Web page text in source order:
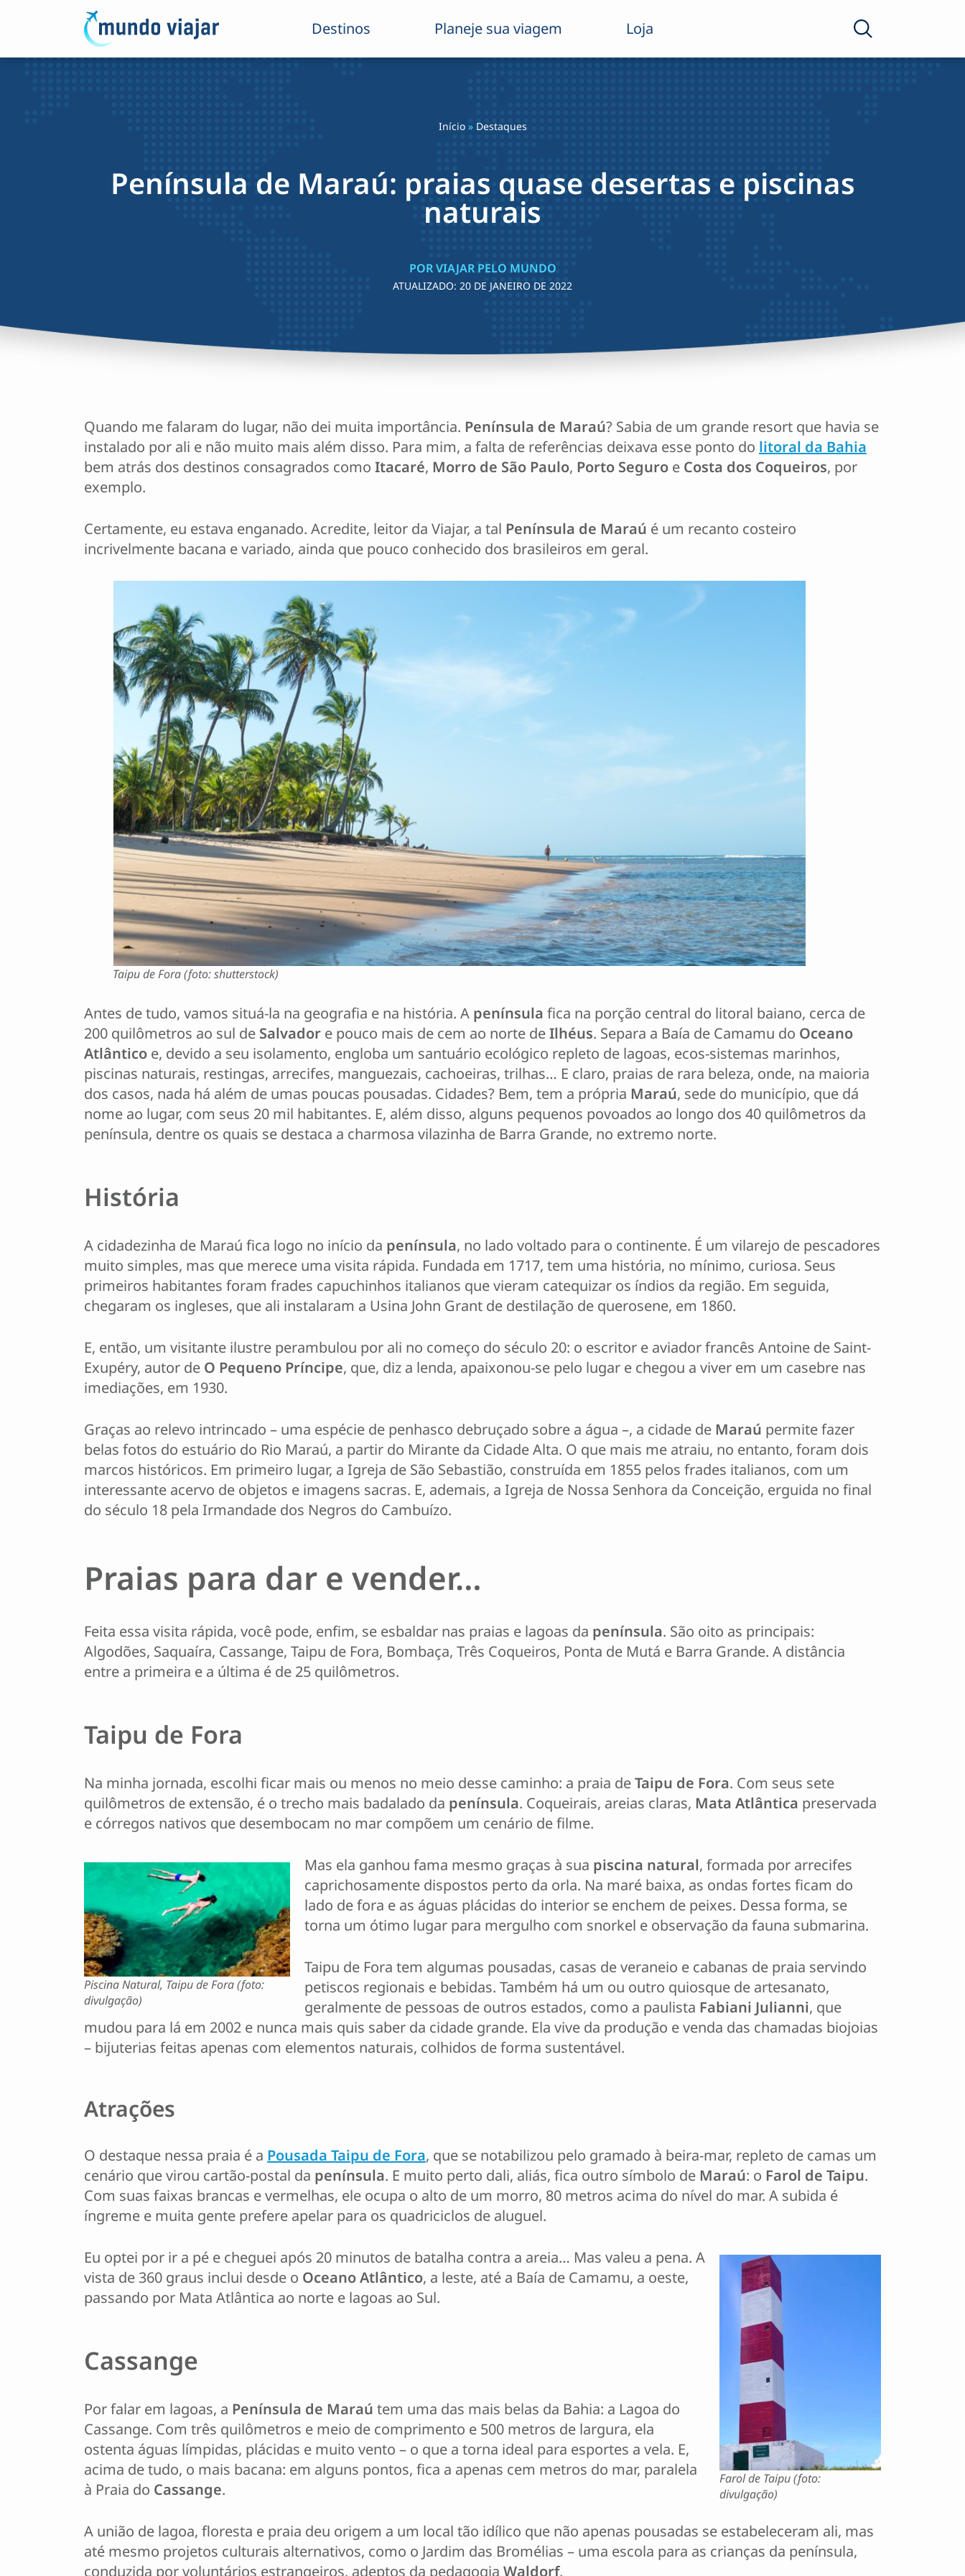
Destinos Planeje sua viagem Loja
Início» Destaques
Península de Maraú: praias quase desertas e piscinas
naturais
POR VIAJAR PELO MUNDO
ATUALIZADO: 20 DE JANEIRO DE 2022
Quando me falaram do lugar, não dei muita importância. Península de Maraú? Sabia de um grande resort que havia se
instalado por ali e não muito mais além disso. Para mim, a falta de referências deixava esse ponto do litoral da Bahia
bem atrás dos destinos consagrados como Itacaré, Morro de São Paulo, Porto Seguro e Costa dos Coqueiros, por
exemplo.
Certamente, eu estava enganado. Acredite, leitor da Viajar, a tal Península de Maraú é um recanto costeiro
incrivelmente bacana e variado, ainda que pouco conhecido dos brasileiros em geral.
Taipu de Fora (foto: shutterstock)
Antes de tudo, vamos situá-la na geografia e na história. A península fica na porção central do litoral baiano, cerca de
200 quilômetros ao sul de Salvador e pouco mais de cem ao norte deIlhéus. Separa a Baía de Camamu do Oceano
Atlântico e, devido a seu isolamento, engloba um santuário ecológico repleto de lagoas, ecos-sistemas marinhos,
piscinas naturais, restingas, arrecifes, manguezais, cachoeiras, trilhas… E claro, praias de rara beleza, onde, na maioria
dos casos, nada há além de umas poucas pousadas. Cidades? Bem, tem a própria Maraú, sede do município, que dá
nome ao lugar, com seus 20 mil habitantes. E, além disso, alguns pequenos povoados ao longo dos 40 quilômetros da
península, dentre os quais se destaca a charmosa vilazinha de Barra Grande, no extremo norte.
História
A cidadezinha de Maraú fica logo no início da península, no lado voltado para o continente. É um vilarejo de pescadores
muito simples, mas que merece uma visita rápida. Fundada em 1717, tem uma história, no mínimo, curiosa. Seus
primeiros habitantes foram frades capuchinhos italianos que vieram catequizar os índios da região. Em seguida,
chegaram os ingleses, que ali instalaram a Usina John Grant de destilação de querosene, em 1860.
E, então, um visitante ilustre perambulou por ali no começo do século 20: o escritor e aviador francês Antoine de Saint-
Exupéry, autor de O Pequeno Príncipe, que, diz a lenda, apaixonou-se pelo lugar e chegou a viver em um casebre nas
imediações, em 1930.
Graças ao relevo intrincado – uma espécie de penhasco debruçado sobre a água –, a cidade de Maraú permite fazer
belas fotos do estuário do Rio Maraú, a partir do Mirante da Cidade Alta. O que mais me atraiu, no entanto, foram dois
marcos históricos. Em primeiro lugar, a Igreja de São Sebastião, construída em 1855 pelos frades italianos, com um
interessante acervo de objetos e imagens sacras. E, ademais, a Igreja de Nossa Senhora da Conceição, erguida no final
do século 18 pela Irmandade dos Negros do Cambuízo.
Praias para dar e vender…
Feita essa visita rápida, você pode, enfim, se esbaldar nas praias e lagoas da península. São oito as principais:
Algodões, Saquaíra, Cassange, Taipu de Fora, Bombaça, Três Coqueiros, Ponta de Mutá e Barra Grande. A distância
entre a primeira e a última é de 25 quilômetros.
Taipu de Fora
Na minha jornada, escolhi ficar mais ou menos no meio desse caminho: a praia deTaipu de Fora. Com seus sete
quilômetros de extensão, é o trecho mais badalado da península. Coqueirais, areias claras, Mata Atlântica preservada
e córregos nativos que desembocam no mar compõem um cenário de filme.
Piscina Natural, Taipu de Fora (foto:
divulgação)
Mas ela ganhou fama mesmo graças à sua piscina natural, formada por arrecifes
caprichosamente dispostos perto da orla. Na maré baixa, as ondas fortes ficam do
lado de fora e as águas plácidas do interior se enchem de peixes. Dessa forma, se
torna um ótimo lugar para mergulho com snorkel e observação da fauna submarina.
Taipu de Fora tem algumas pousadas, casas de veraneio e cabanas de praia servindo
petiscos regionais e bebidas. Também há um ou outro quiosque de artesanato,
geralmente de pessoas de outros estados, como a paulista Fabiani Julianni, que
mudou para lá em 2002 e nunca mais quis saber da cidade grande. Ela vive da produção e venda das chamadas biojoias
– bijuterias feitas apenas com elementos naturais, colhidos de forma sustentável.
Atrações
O destaque nessa praia é a Pousada Taipu de Fora, que se notabilizou pelo gramado à beira-mar, repleto de camas um
cenário que virou cartão-postal da península. E muito perto dali, aliás, fica outro símbolo de Maraú: o Farol de Taipu.
Com suas faixas brancas e vermelhas, ele ocupa o alto de um morro, 80 metros acima do nível do mar. A subida é
íngreme e muita gente prefere apelar para os quadriciclos de aluguel.
Farol de Taipu (foto:
divulgação)
Eu optei por ir a pé e cheguei após 20 minutos de batalha contra a areia… Mas valeu a pena. A
vista de 360 graus inclui desde o Oceano Atlântico, a leste, até a Baía de Camamu, a oeste,
passando por Mata Atlântica ao norte e lagoas ao Sul.
Cassange
Por falar em lagoas, a Península de Maraú tem uma das mais belas da Bahia: a Lagoa do
Cassange. Com três quilômetros e meio de comprimento e 500 metros de largura, ela
ostenta águas límpidas, plácidas e muito vento – o que a torna ideal para esportes a vela. E,
acima de tudo, o mais bacana: em alguns pontos, fica a apenas cem metros do mar, paralela
à Praia do Cassange.
A união de lagoa, floresta e praia deu origem a um local tão idílico que não apenas pousadas se estabeleceram ali, mas
até mesmo projetos culturais alternativos, como o Jardim das Bromélias – uma escola para as crianças da península,
conduzida por voluntários estrangeiros, adeptos da pedagogia Waldorf.